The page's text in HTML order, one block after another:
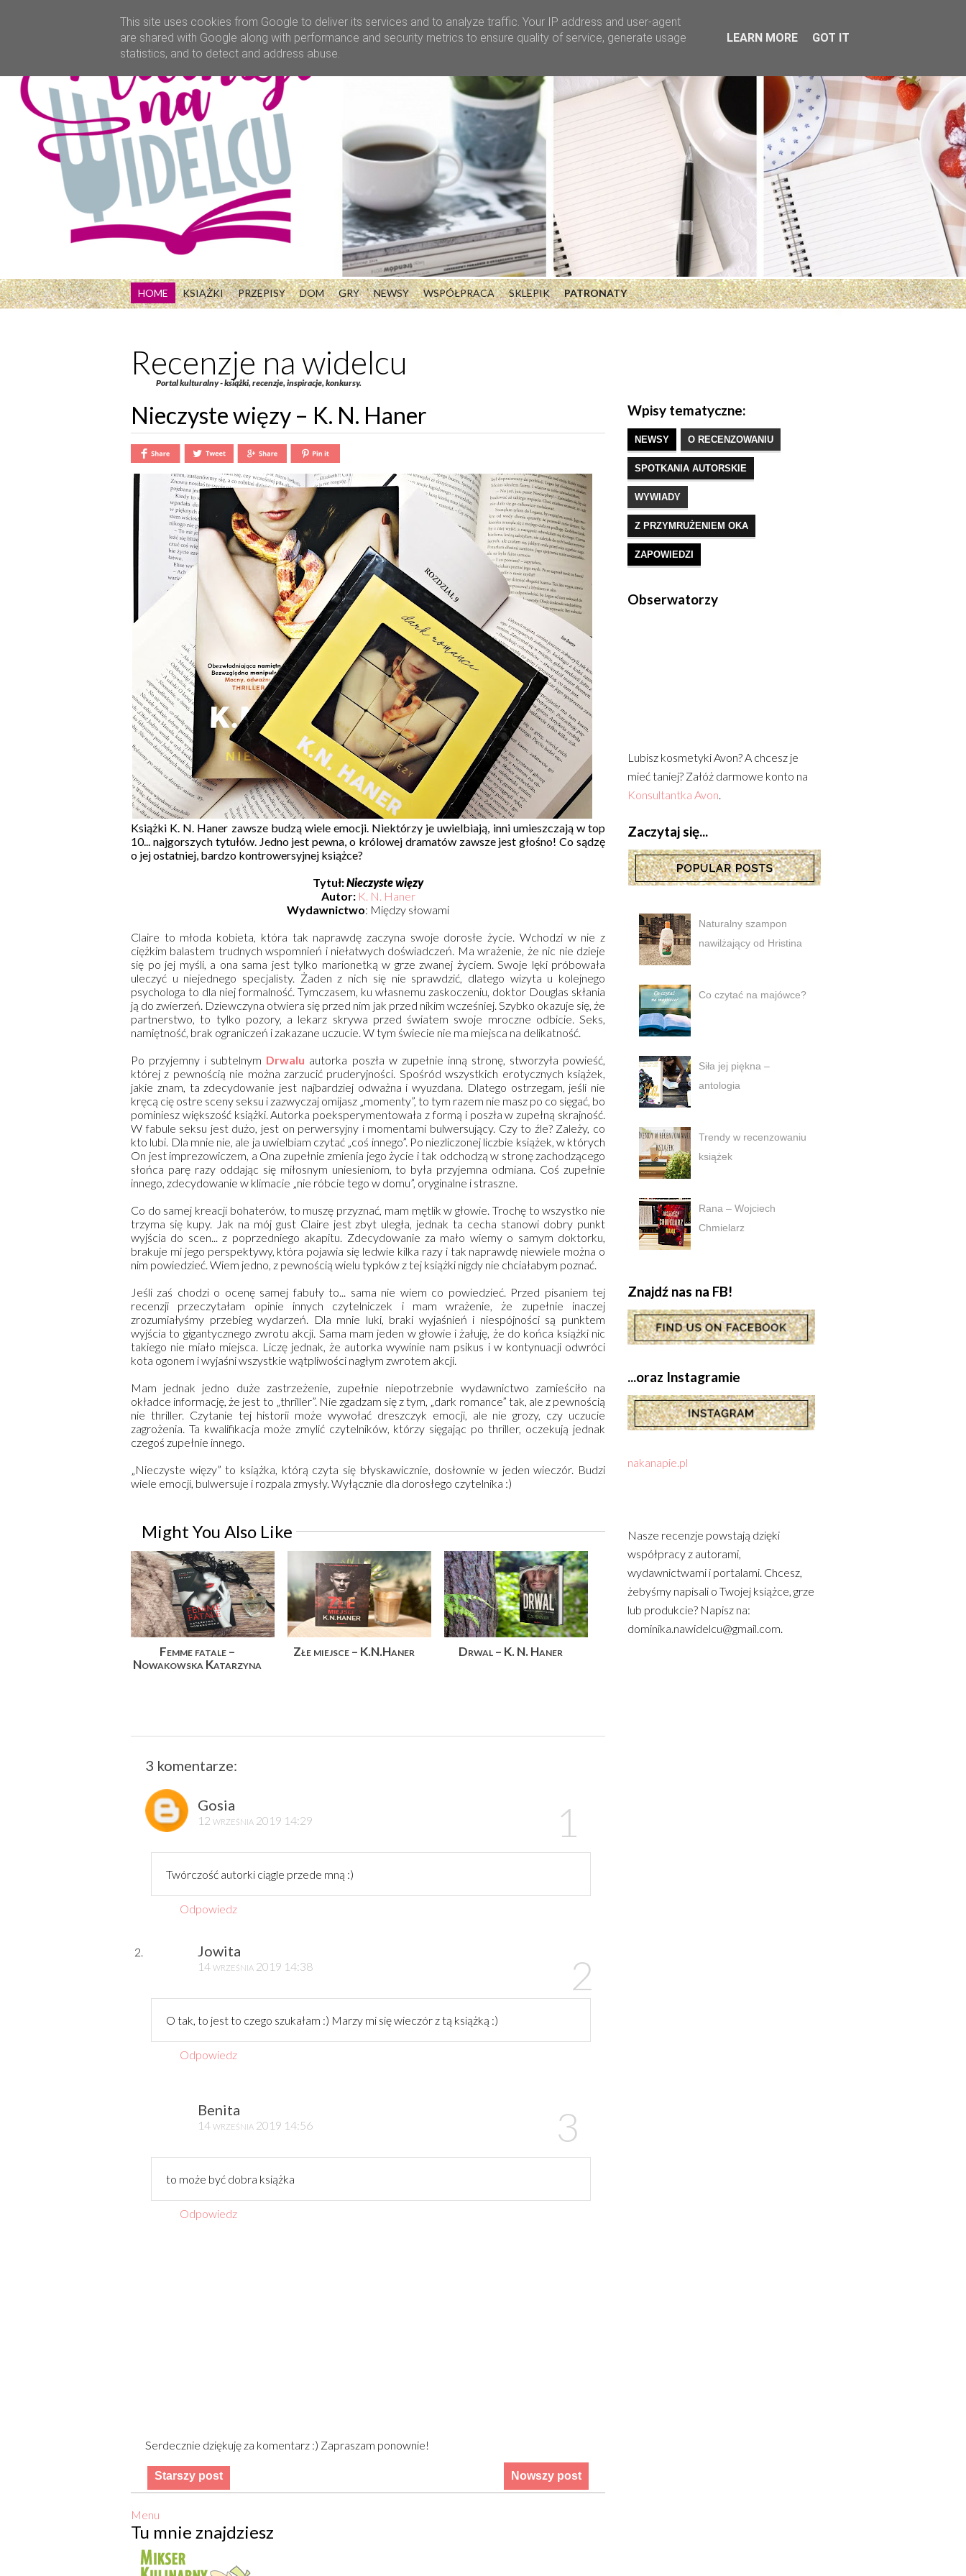
HOME KSIĄŻKI PRZEPISY DOM GRY NEWSY WSPÓŁPRACA SKLEPIK PATRONATY
Recenzje na widelcu
Portal kulturalny - książki, recenzje, inspiracje, konkursy.
Nieczyste więzy – K. N. Haner
Książki K. N. Haner zawsze budzą wiele emocji. Niektórzy je uwielbiają, inni umieszczają w top
10... najgorszych tytułów. Jedno jest pewna, o królowej dramatów zawsze jest głośno! Co sądzę
o jej ostatniej, bardzo kontrowersyjnej książce?
Tytuł:Nieczyste więzy
Autor: K. N. Haner
Wydawnictwo: Między słowami
Claire to młoda kobieta, która tak naprawdę zaczyna swoje dorosłe życie. Wchodzi w nie z
ciężkim balastem trudnych wspomnień i niełatwych doświadczeń. Ma wrażenie, że nic nie dzieje
się po jej myśli, a ona sama jest tylko marionetką w grze zwanej życiem. Swoje lęki próbowała
uleczyć u niejednego specjalisty. Żaden z nich się nie sprawdzić, dlatego wizyta u kolejnego
psychologa to dla niej formalność. Tymczasem, ku własnemu zaskoczeniu, doktor Douglas skłania
ją do zwierzeń. Dziewczyna otwiera się przed nim jak przed nikim wcześniej. Szybko okazuje się, że
partnerstwo, to tylko pozory, a lekarz skrywa przed światem swoje mroczne odbicie. Seks,
namiętność, brak ograniczeń i zakazane uczucie. W tym świecie nie ma miejsca na delikatność.
Po przyjemny i subtelnym Drwalu autorka poszła w zupełnie inną stronę, stworzyła powieść,
której z pewnością nie można zarzucić pruderyjności. Spośród wszystkich erotycznych książek,
jakie znam, ta zdecydowanie jest najbardziej odważna i wyuzdana. Dlatego ostrzegam, jeśli nie
kręcą cię ostre sceny seksu i zazwyczaj omijasz „momenty”, to tym razem nie masz po co sięgać, bo
pominiesz większość książki. Autorka poeksperymentowała z formą i poszła w zupełną skrajność.
W fabule seksu jest dużo, jest on perwersyjny i momentami bulwersujący. Czy to źle? Zależy, co
kto lubi. Dla mnie nie, ale ja uwielbiam czytać „coś innego”. Po niezliczonej liczbie książek, w których
On jest imprezowiczem, a Ona zupełnie zmienia jego życie i tak odchodzą w stronę zachodzącego
słońca parę razy oddając się miłosnym uniesieniom, to była przyjemna odmiana. Coś zupełnie
innego, zdecydowanie w klimacie „nie róbcie tego w domu”, oryginalne i straszne.
Co do samej kreacji bohaterów, to muszę przyznać, mam mętlik w głowie. Trochę to wszystko nie
trzyma się kupy. Jak na mój gust Claire jest zbyt uległa, jednak ta cecha stanowi dobry punkt
wyjścia do scen... z poprzedniego akapitu. Zdecydowanie za mało wiemy o samym doktorku,
brakuje mi jego perspektywy, która pojawia się ledwie kilka razy i tak naprawdę niewiele można o
nim powiedzieć. Wiem jedno, z pewnością wielu typków z tej książki nigdy nie chciałabym poznać.
Jeśli zaś chodzi o ocenę samej fabuły to... sama nie wiem co powiedzieć. Przed pisaniem tej
recenzji przeczytałam opinie innych czytelniczek i mam wrażenie, że zupełnie inaczej
zrozumiałyśmy przebieg wydarzeń. Dla mnie luki, braki wyjaśnień i niespójności są punktem
wyjścia to gigantycznego zwrotu akcji. Sama mam jeden w głowie i żałuję, że do końca książki nic
takiego nie miało miejsca. Liczę jednak, że autorka wywinie nam psikus i w kontynuacji odwróci
kota ogonem i wyjaśni wszystkie wątpliwości nagłym zwrotem akcji.
Mam jednak jedno duże zastrzeżenie, zupełnie niepotrzebnie wydawnictwo zamieściło na
okładce informację, że jest to „thriller”. Nie zgadzam się z tym, „dark romance” tak, ale z pewnością
nie thriller. Czytanie tej historii może wywołać dreszczyk emocji, ale nie grozy, czy uczucie
zagrożenia. Ta kwalifikacja może zmylić czytelników, którzy sięgając po thriller, oczekują jednak
czegoś zupełnie innego.
„Nieczyste więzy” to książka, którą czyta się błyskawicznie, dosłownie w jeden wieczór. Budzi
wiele emocji, bulwersuje i rozpala zmysły. Wyłącznie dla dorosłego czytelnika :)
Might You Also Like
Femme fatale –
Nowakowska Katarzyna
Złe miejsce – K.N.Haner Drwal – K. N. Haner
3 komentarze:
Gosia
12 września 2019 14:29
Twórczość autorki ciągle przede mną :)
Odpowiedz
Jowita
14 września 2019 14:38
O tak, to jest to czego szukałam :) Marzy mi się wieczór z tą książką :)
Odpowiedz
Benita
14 września 2019 14:56
to może być dobra książka
Odpowiedz
Serdecznie dziękuję za komentarz :) Zapraszam ponownie!
Nowszy post
Starszy post
Menu
Tu mnie znajdziesz
Wpisy tematyczne:
NEWSY O RECENZOWANIU
SPOTKANIA AUTORSKIE
WYWIADY
Z PRZYMRUŻENIEM OKA
ZAPOWIEDZI
Obserwatorzy
Lubisz kosmetyki Avon? A chcesz je
mieć taniej? Załóż darmowe konto na
Konsultantka Avon.
Zaczytaj się...
Naturalny szampon
nawilżający od Hristina
Co czytać na majówce?
Siła jej piękna –
antologia
Trendy w recenzowaniu
książek
Rana – Wojciech
Chmielarz
Znajdź nas na FB!
...oraz Instagramie
nakanapie.pl
Nasze recenzje powstają dzięki
współpracy z autorami,
wydawnictwami i portalami. Chcesz,
żebyśmy napisali o Twojej książce, grze
lub produkcie? Napisz na:
dominika.nawidelcu@gmail.com.
This site uses cookies from Google to deliver its services and to analyze traffic. Your IP address and user-agent
are shared with Google along with performance and security metrics to ensure quality of service, generate usage
statistics, and to detect and address abuse.
LEARN MORE GOT IT